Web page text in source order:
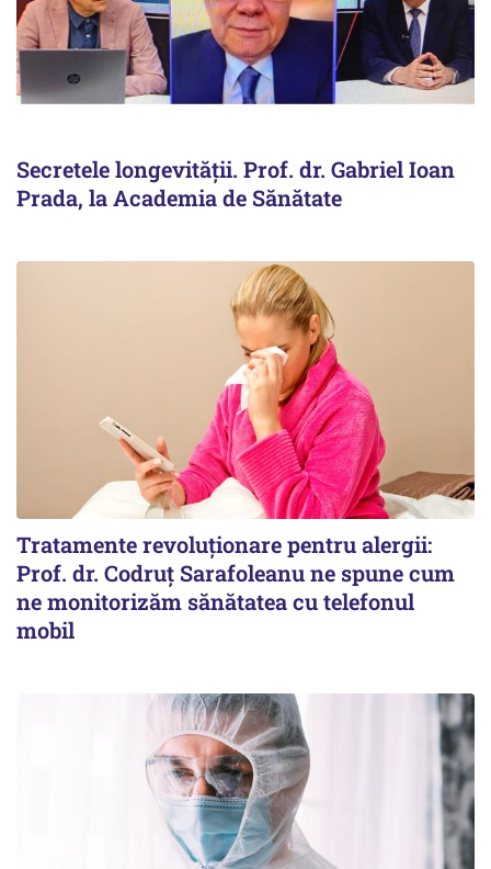
Secretele longevității. Prof. dr. Gabriel Ioan
Prada, la Academia de Sănătate
Tratamente revoluționare pentru alergii:
Prof. dr. Codruț Sarafoleanu ne spune cum
ne monitorizăm sănătatea cu telefonul
mobil